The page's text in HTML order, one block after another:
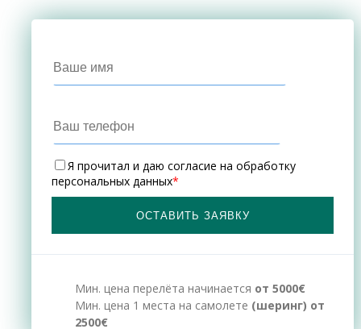
Я прочитал и даю согласие на обработку
персональных данных*
Мин. цена перелёта начинается от 5000€
Мин. цена 1 места на самолете (шеринг) от
2500€